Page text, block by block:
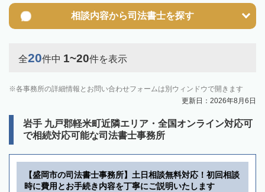
相談内容から司法書士を探す
全20件中 1~20件を表示
各事務所の詳細情報とお問い合わせフォームは別ウィンドウで開きます
更新日：2026年8月6日
岩手 九戸郡軽米町近隣エリア・全国オンライン対応可
で相続対応可能な司法書士事務所
【盛岡市の司法書士事務所】土日相談無料対応！初回相談
時に費用とお手続き内容を丁寧にご説明いたします